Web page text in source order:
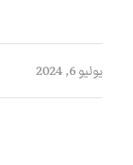
يوليو 6, 2024 /